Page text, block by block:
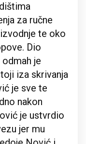
za ručne
te oko
Dio
je
iza skrivanja
je sve te
nakon
je ustvrdio
jer mu